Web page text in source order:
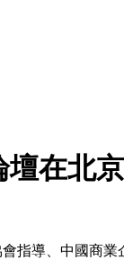
壇在北
指導、中國商